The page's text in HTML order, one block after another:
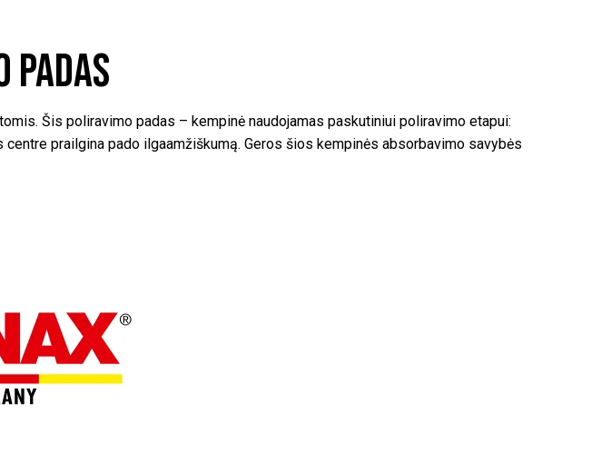
padas
Šis poliravimo padas – kempinė naudojamas paskutiniui poliravimo etapui:
prailgina pado ilgaamžiškumą. Geros šios kempinės absorbavimo savybės